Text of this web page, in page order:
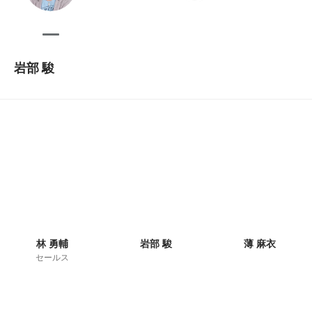
岩部 駿
林 勇輔
セールス
岩部 駿 薄 麻衣